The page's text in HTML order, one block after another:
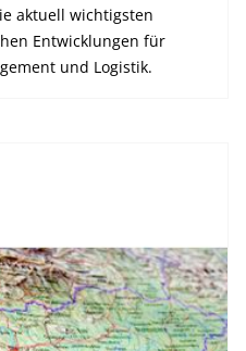
aktuell wichtigsten
Entwicklungen für
und Logistik.